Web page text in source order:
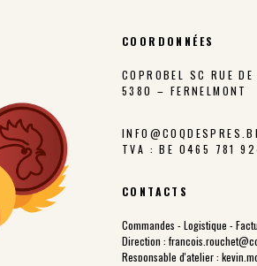
COORDONNÉES
COPROBEL SC RUE
5380 – FERNELMONT
TVA : BE 0465 781
CONTACTS
Commandes - Logistique -
Direction :
Responsable d'atelier :